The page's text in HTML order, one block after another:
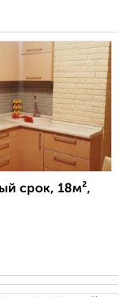
срок, 18м²,